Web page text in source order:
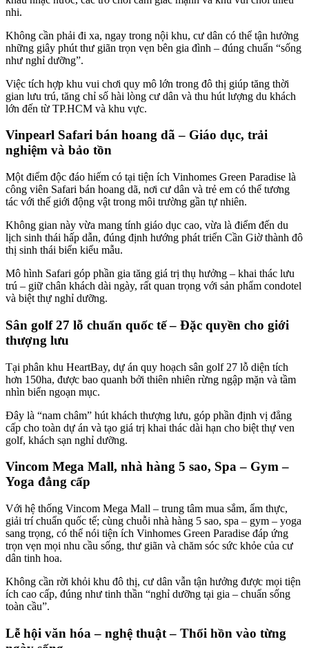
nhi.
Không cần phải đi xa, ngay trong nội khu, cư dân có thể tận hưởng
những giây phút thư giãn trọn vẹn bên gia đình – đúng chuẩn “sống
như nghỉ dưỡng”.
Việc tích hợp khu vui chơi quy mô lớn trong đô thị giúp tăng thời
gian lưu trú, tăng chỉ số hài lòng cư dân và thu hút lượng du khách
lớn đến từ TP.HCM và khu vực.
Vinpearl Safari bán hoang dã – Giáo dục, trải
nghiệm và bảo tồn
Một điểm độc đáo hiếm có tại tiện ích Vinhomes Green Paradise là
công viên Safari bán hoang dã, nơi cư dân và trẻ em có thể tương
tác với thế giới động vật trong môi trường gần tự nhiên.
Không gian này vừa mang tính giáo dục cao, vừa là điểm đến du
lịch sinh thái hấp dẫn, đúng định hướng phát triển Cần Giờ thành đô
thị sinh thái biển kiểu mẫu.
Mô hình Safari góp phần gia tăng giá trị thụ hưởng – khai thác lưu
trú – giữ chân khách dài ngày, rất quan trọng với sản phẩm condotel
và biệt thự nghỉ dưỡng.
Sân golf 27 lỗ chuẩn quốc tế – Đặc quyền cho giới
thượng lưu
Tại phân khu HeartBay, dự án quy hoạch sân golf 27 lỗ diện tích
hơn 150ha, được bao quanh bởi thiên nhiên rừng ngập mặn và tầm
nhìn biển ngoạn mục.
Đây là “nam châm” hút khách thượng lưu, góp phần định vị đẳng
cấp cho toàn dự án và tạo giá trị khai thác dài hạn cho biệt thự ven
golf, khách sạn nghỉ dưỡng.
Vincom Mega Mall, nhà hàng 5 sao, Spa – Gym –
Yoga đẳng cấp
Với hệ thống Vincom Mega Mall – trung tâm mua sắm, ẩm thực,
giải trí chuẩn quốc tế; cùng chuỗi nhà hàng 5 sao, spa – gym – yoga
sang trọng, có thể nói tiện ích Vinhomes Green Paradise đáp ứng
trọn vẹn mọi nhu cầu sống, thư giãn và chăm sóc sức khỏe của cư
dân tinh hoa.
Không cần rời khỏi khu đô thị, cư dân vẫn tận hưởng được mọi tiện
ích cao cấp, đúng như tinh thần “nghỉ dưỡng tại gia – chuẩn sống
toàn cầu”.
Lễ hội văn hóa – nghệ thuật – Thổi hồn vào từng